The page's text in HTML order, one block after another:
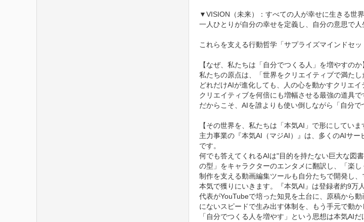
▼VISION（未来）：すべての人が幸せに生きる世
一人ひとりが自分の幸せを定義し、自分の意思で人
これらを支える行動哲学「サプライズマインドセ
【なぜ、私たちは「自分でつくる人」を増やすのか
私たちの原点は、「世界をクリエイティブで満たし
どれだけAIが進化しても、人の心を動かすクリエ
クリエイティブを何倍にも増幅させる最強の道具で
だからこそ、AIを誰よりも使い倒しながら「自分で
【その世界を、私たちは「本気AI」で形にしていま
主力事業の『本気AI（マジAI）』は、多くのAIサ
です。
何でも答えてくれるAIは"目的を持たない巨大な図
の型」をキャラクターのエンタメに翻訳し、「楽
制作を支える動画編集ツールも自分たちで開発し
本気で獲りにいきます。『本気AI』は登録者約9万
代表がYouTubeで培った知見を土台に、原稿から
にないスピードで生み出す体制を、もう手元で動か
「自分でつくる人を増やす」という思想は本気AI